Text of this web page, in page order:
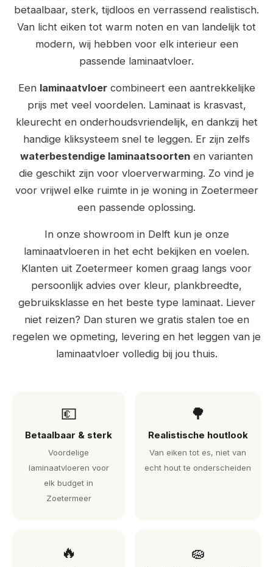
betaalbaar, sterk, tijdloos en verrassend realistisch.
Van licht eiken tot warm noten en van landelijk tot
modern, wij hebben voor elk interieur een
passende laminaatvloer.
Een laminaatvloercombineert een aantrekkelijke
prijs met veel voordelen. Laminaat is krasvast,
kleurecht en onderhoudsvriendelijk, en dankzij het
handige kliksysteem snel te leggen. Er zijn zelfs
waterbestendige laminaatsoorten en varianten
die geschikt zijn voor vloerverwarming. Zo vind je
voor vrijwel elke ruimte in je woning in Zoetermeer
een passende oplossing.
In onze showroom in Delft kun je onze
laminaatvloeren in het echt bekijken en voelen.
Klanten uit Zoetermeer komen graag langs voor
persoonlijk advies over kleur, plankbreedte,
gebruiksklasse en het beste type laminaat. Liever
niet reizen? Dan sturen we gratis stalen toe en
regelen we opmeting, levering en het leggen van je
laminaatvloer volledig bij jou thuis.
💶
Betaalbaar & sterk
Voordelige
laminaatvloeren voor
elk budget in
Zoetermeer
🌳
Realistische houtlook
Van eiken tot es, niet van
echt hout te onderscheiden
🔥 🧽